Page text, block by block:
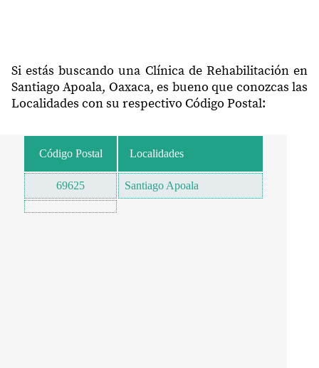
Si estás buscando una Clínica de Rehabilitación en
Santiago Apoala, Oaxaca, es bueno que conozcas las
Localidades con su respectivo Código Postal:
Código Postal Localidades
69625 Santiago Apoala